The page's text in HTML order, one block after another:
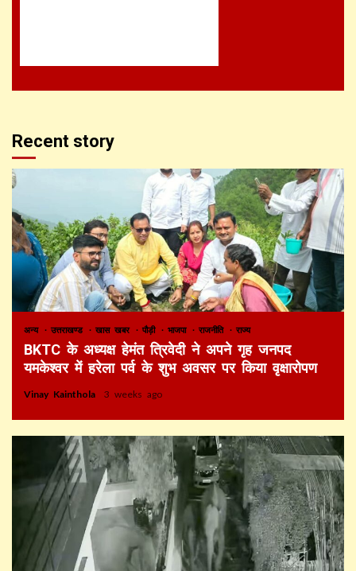
Recent story
अन्य उत्तराखण्ड खास खबर पौड़ी भाजपा राजनीति राज्य
BKTC के अध्यक्ष हेमंत त्रिवेदी ने अपने गृह जनपद
यमकेश्वर में हरेला पर्व के शुभ अवसर पर किया वृक्षारोपण
Vinay Kainthola 3 weeks ago